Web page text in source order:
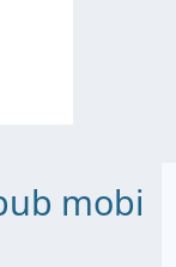
mobi